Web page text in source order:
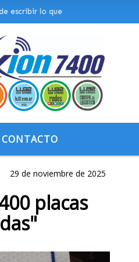
lo que quiera, o bien
CONTACTO
29 de noviembre de 2025
placas